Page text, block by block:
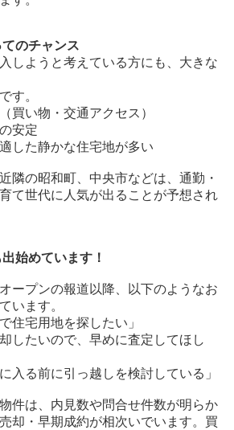
のチャンス
しようと考えている方にも、大きな
す。
買い物・交通アクセス）
安定
した静かな住宅地が多い
隣の昭和町、中央市などは、通勤・
て世代に人気が出ることが予想され
始めています！
ープンの報道以降、以下のようなお
います。
住宅用地を探したい」
したいので、早めに査定してほし
入る前に引っ越しを検討している」
件は、内見数や問合せ件数が明らか
却・早期成約が相次いでいます。買